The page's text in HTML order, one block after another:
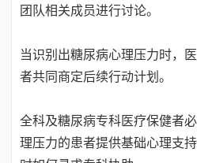
团队相关成员进行讨论。
当识别出糖尿病心理压力时，
者共同商定后续行动计划。
全科及糖尿病专科医疗保健者
理压力的患者提供基础心理支